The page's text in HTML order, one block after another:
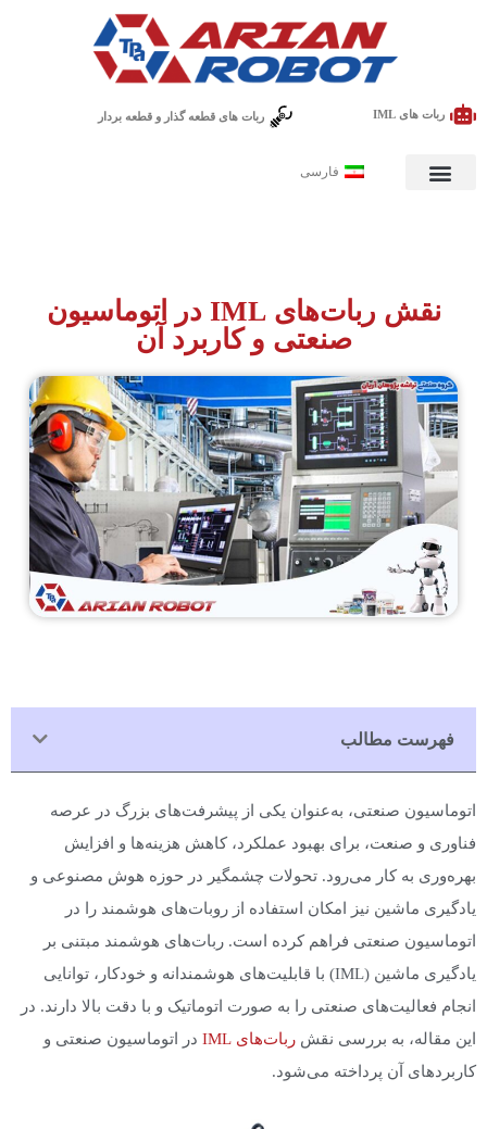
ربات های IML ربات های قطعه گذار و قطعه بردار
فارسی
نقش ربات‌های IML در اتوماسیون
صنعتی و کاربرد آن
فهرست مطالب
اتوماسیون صنعتی، به‌عنوان یکی از پیشرفت‌های بزرگ در عرصه
فناوری و صنعت، برای بهبود عملکرد، کاهش هزینه‌ها و افزایش
بهره‌وری به کار می‌رود. تحولات چشمگیر در حوزه هوش مصنوعی و
یادگیری ماشین نیز امکان استفاده از روبات‌های هوشمند را در
اتوماسیون صنعتی فراهم کرده است. ربات‌های هوشمند مبتنی بر
یادگیری ماشین (IML) با قابلیت‌های هوشمندانه و خودکار، توانایی
انجام فعالیت‌های صنعتی را به صورت اتوماتیک و با دقت بالا دارند. در
این مقاله، به بررسی نقش ربات‌های IML
در اتوماسیون صنعتی و
کاربردهای آن پرداخته می‌شود.